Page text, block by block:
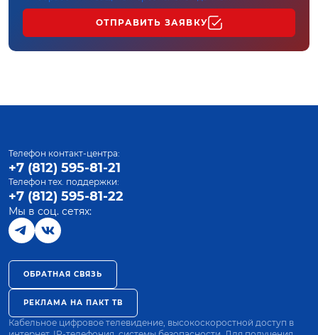
ОТПРАВИТЬ ЗАЯВКУ
Телефон контакт-центра:
+7 (812) 595-81-21
Телефон тех. поддержки:
+7 (812) 595-81-22
Мы в соц. сетях:
ОБРАТНАЯ СВЯЗЬ
РЕКЛАМА НА ПАКТ ТВ
Кабельное цифровое телевидение, высокоскоростной доступ в